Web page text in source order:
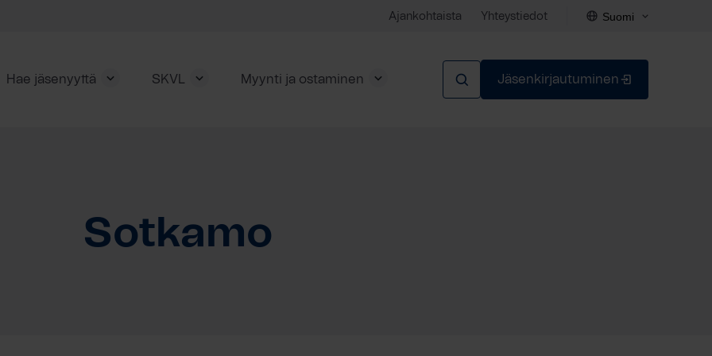
Ajankohtaista Yhteystiedot Suomi
Hae jäsenyyttä SKVL Myynti ja ostaminen Jäsenkirjautuminen
Sotkamo